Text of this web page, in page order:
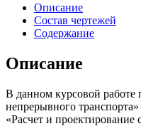
Описание
Состав чертежей
Содержание
Описание
В данном курсовой
непрерывного
«Расчет и проектирование